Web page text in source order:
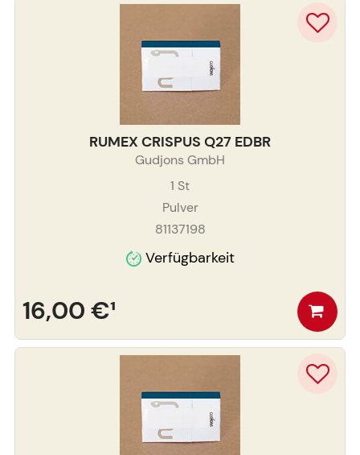
RUMEX CRISPUS Q27 EDBR
Gudjons GmbH
1 St
Pulver
81137198
Verfügbarkeit
16,00 €¹